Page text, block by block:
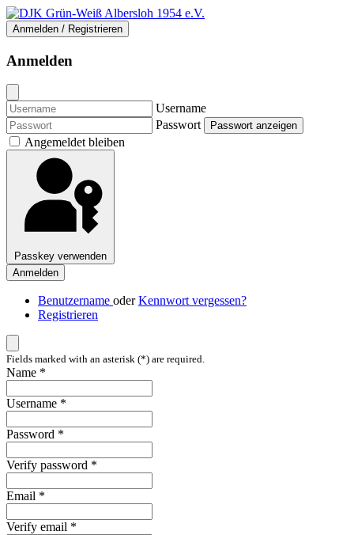
Anmelden / Registrieren
Anmelden
Username
Passwort
Passwort anzeigen
Angemeldet bleiben
Passkey verwenden
Anmelden
Benutzername oderKennwort vergessen?
Registrieren
Fields marked with an asterisk (*) are required.
Name *
Username *
Password *
Verify password *
Email *
Verify email *